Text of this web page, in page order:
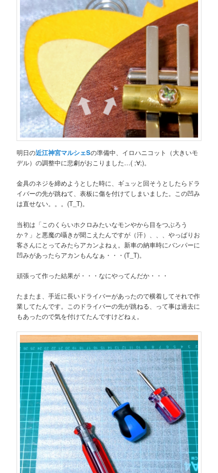
明日の近江神宮マルシェSの準備中、イロハニコット（大きいモ
デル）の調整中に悲劇がおこりました…( ;∀;)。
金具のネジを締めようとした時に、ギュッと回そうとしたらドラ
イバーの先が跳ねて、表板に傷を付けてしまいました。この凹み
は直せない。。。(T_T)。
当初は「このくらいホクロみたいなモンやから目をつぶろう
か？」と悪魔の囁きが聞こえたんですが（汗）、、、やっぱりお
客さんにとってみたらアカンよねぇ。新車の納車時にバンパーに
凹みがあったらアカンもんなぁ・・・(T_T)。
頑張って作った結果が・・・なにやってんだか・・・
たまたま、手近に長いドライバーがあったので横着してそれで作
業してたんです。このドライバーの先が跳ねる、って事は過去に
もあったので気を付けてたんですけどねぇ。